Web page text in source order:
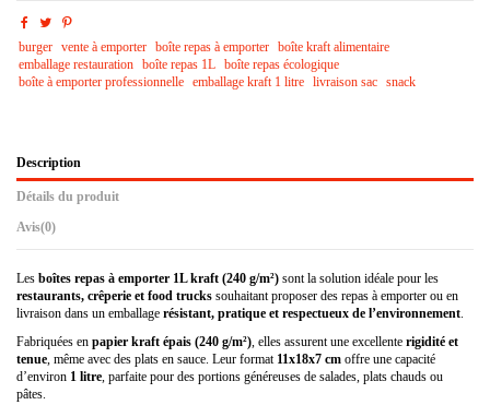
burger vente à emporter boîte repas à emporter boîte kraft alimentaire
emballage restauration boîte repas 1L boîte repas écologique
boîte à emporter professionnelle emballage kraft 1 litre livraison sac snack
Description
Détails du produit
Avis(0)
Les boîtes repas à emporter 1L kraft (240 g/m²) sont la solution idéale pour les
restaurants, crêperie et food trucks souhaitant proposer des repas à emporter ou en
livraison dans un emballage résistant, pratique et respectueux de l’environnement.
Fabriquées en papier kraft épais (240 g/m²) , elles assurent une excellente rigidité et
tenue , même avec des plats en sauce. Leur format 11x18x7 cm offre une capacité
d’environ 1 litre , parfaite pour des portions généreuses de salades, plats chauds ou
pâtes.